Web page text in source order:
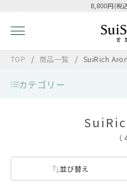
8,800円(税
TOP 商品一覧 SuiRich
カテゴリー
（
並び替え